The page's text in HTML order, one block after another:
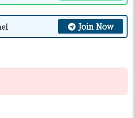
Join Now